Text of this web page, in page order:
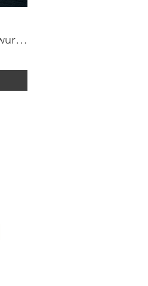
Geräucherte Leberwurst "Pfälzer Art"